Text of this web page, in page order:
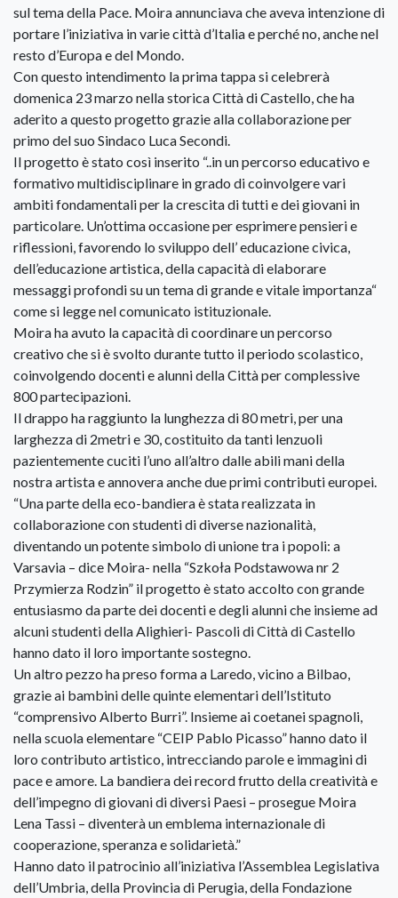
sul tema della Pace. Moira annunciava che aveva intenzione di
portare l’iniziativa in varie città d’Italia e perché no, anche nel
resto d’Europa e del Mondo.
Con questo intendimento la prima tappa si celebrerà
domenica 23 marzo nella storica Città di Castello, che ha
aderito a questo progetto grazie alla collaborazione per
primo del suo Sindaco Luca Secondi.
Il progetto è stato così inserito “..in un percorso educativo e
formativo multidisciplinare in grado di coinvolgere vari
ambiti fondamentali per la crescita di tutti e dei giovani in
particolare. Un’ottima occasione per esprimere pensieri e
riflessioni, favorendo lo sviluppo dell’ educazione civica,
dell’educazione artistica, della capacità di elaborare
messaggi profondi su un tema di grande e vitale importanza“
come si legge nel comunicato istituzionale.
Moira ha avuto la capacità di coordinare un percorso
creativo che si è svolto durante tutto il periodo scolastico,
coinvolgendo docenti e alunni della Città per complessive
800 partecipazioni.
Il drappo ha raggiunto la lunghezza di 80 metri, per una
larghezza di 2metri e 30, costituito da tanti lenzuoli
pazientemente cuciti l’uno all’altro dalle abili mani della
nostra artista e annovera anche due primi contributi europei.
“Una parte della eco-bandiera è stata realizzata in
collaborazione con studenti di diverse nazionalità,
diventando un potente simbolo di unione tra i popoli: a
Varsavia – dice Moira- nella “Szkoła Podstawowa nr 2
Przymierza Rodzin” il progetto è stato accolto con grande
entusiasmo da parte dei docenti e degli alunni che insieme ad
alcuni studenti della Alighieri- Pascoli di Città di Castello
hanno dato il loro importante sostegno.
Un altro pezzo ha preso forma a Laredo, vicino a Bilbao,
grazie ai bambini delle quinte elementari dell’Istituto
“comprensivo Alberto Burri”. Insieme ai coetanei spagnoli,
nella scuola elementare “CEIP Pablo Picasso” hanno dato il
loro contributo artistico, intrecciando parole e immagini di
pace e amore. La bandiera dei record frutto della creatività e
dell’impegno di giovani di diversi Paesi – prosegue Moira
Lena Tassi – diventerà un emblema internazionale di
cooperazione, speranza e solidarietà.”
Hanno dato il patrocinio all’iniziativa l’Assemblea Legislativa
dell’Umbria, della Provincia di Perugia, della Fondazione